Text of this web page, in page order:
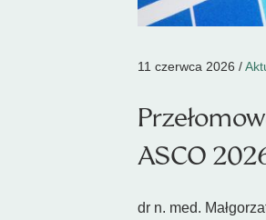
11 czerwca 2026 /
ASCO
dr n. med.